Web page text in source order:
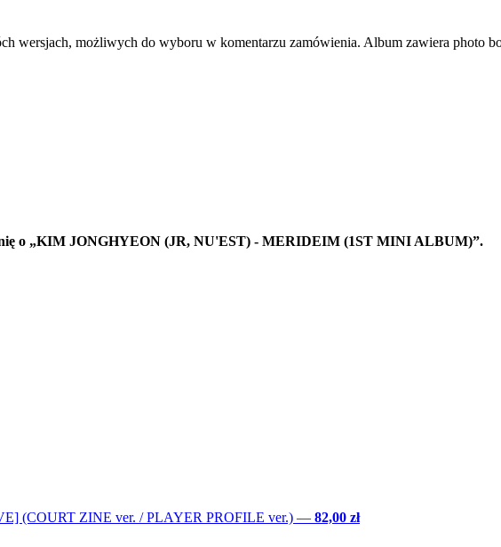
wersjach, możliwych do wyboru w komentarzu zamówienia. Album zawiera photo
o „KIM JONGHYEON (JR, NU'EST) - MERIDEIM (1ST MINI ALBUM)”.
(COURT ZINE ver. / PLAYER PROFILE ver.) — 82,00 zł